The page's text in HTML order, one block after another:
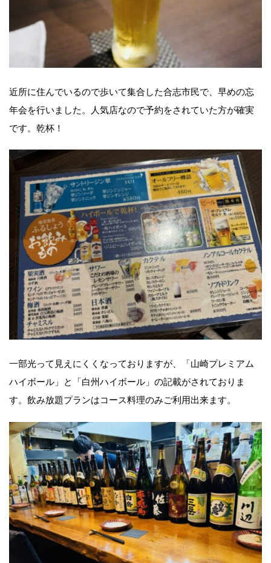
近所に住んでいるので歩いて集合した合志市民で、早めの忘
年会を行いました。人気店なので予約をされていた方が確実
です。乾杯！
一部光って見えにくくなっておりますが、「山崎プレミアム
ハイボール」と「白州ハイボール」の記載がされておりま
す。飲み放題プランはコース料理のみご利用出来ます。